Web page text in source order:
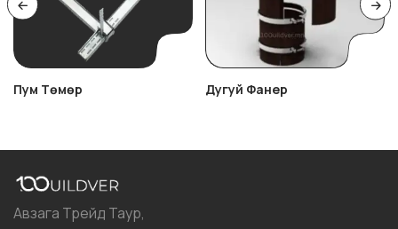
Пум Төмөр Дугуй Фанер
Авзага Трейд Таур,